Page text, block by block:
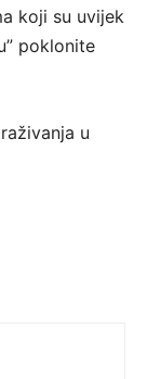
koji su uvijek
poklonite
u